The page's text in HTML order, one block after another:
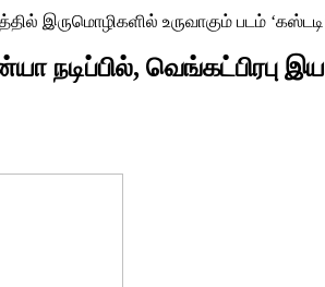
இருமொழிகளில் உருவாகும் படம்
நடிப்பில், வெங்கட்பிரபு